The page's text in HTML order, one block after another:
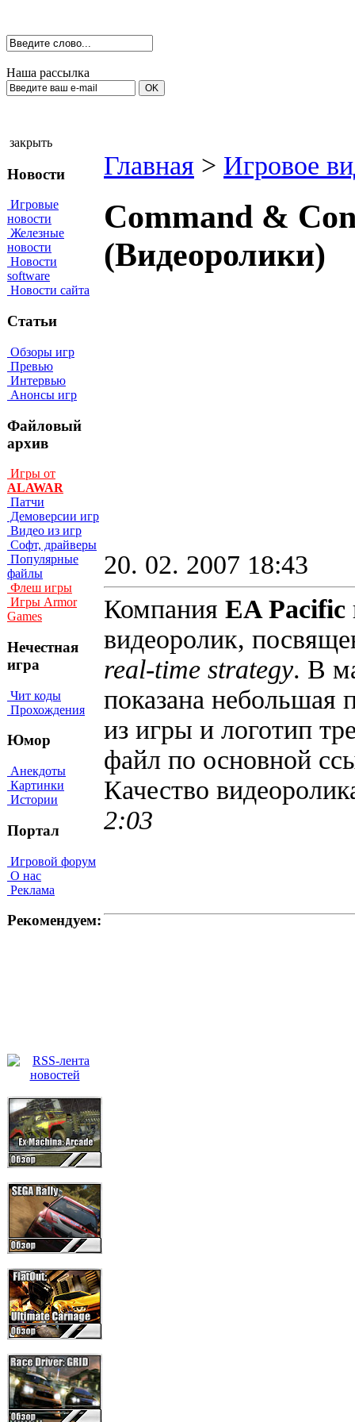
Наша рассылка
закрыть
Новости
Игровые
новости
Железные
новости
Новости
software
Новости сайта
Статьи
Обзоры игр
Превью
Интервью
Анонсы игр
Файловый
архив
Игры от
ALAWAR
Патчи
Демоверсии игр
Видео из игр
Софт, драйверы
Популярные
файлы
Флеш игры
Игры Armor
Games
Нечестная
игра
Чит коды
Прохождения
Юмор
Анекдоты
Картинки
Истории
Портал
Игровой форум
О нас
Реклама
Рекомендуем:
Главная > Игровое
Command &
(Видеоролики)
20. 02. 2007 18:43
Компания EA Pacific
видеоролик,
real-time strategy. В
показана небольшая
из игры и логотип
файл по основной
Качество
2:03